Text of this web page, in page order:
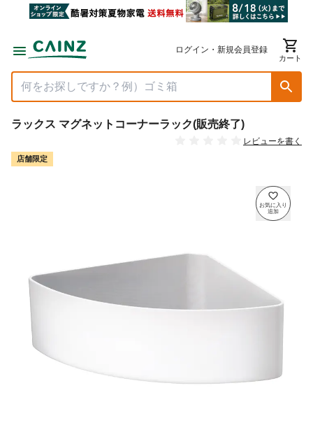
ログイン・新規会員登録
カート
ラックス マグネットコーナーラック(販売終了)
レビューを書く
店舗限定